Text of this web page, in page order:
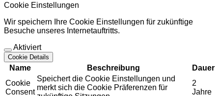
Cookie Einstellungen
Wir speichern Ihre Cookie Einstellungen für zukünftige
Besuche unseres Internetauftritts.
Aktiviert
Cookie Details
Name Beschreibung
Dauer
Cookie
Consent
Speichert die Cookie Einstellungen und
merkt sich die Cookie Präferenzen für
2
Jahre